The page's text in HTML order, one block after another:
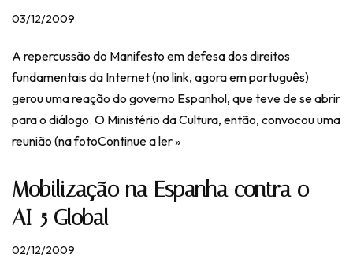
03/12/2009
A repercussão do Manifesto em defesa dos direitos
fundamentais da Internet (no link, agora em português)
gerou uma reação do governo Espanhol, que teve de se abrir
para o diálogo. O Ministério da Cultura, então, convocou uma
reunião (na fotoContinue a ler »
Mobilização na Espanha contra o
AI-5 Global
02/12/2009